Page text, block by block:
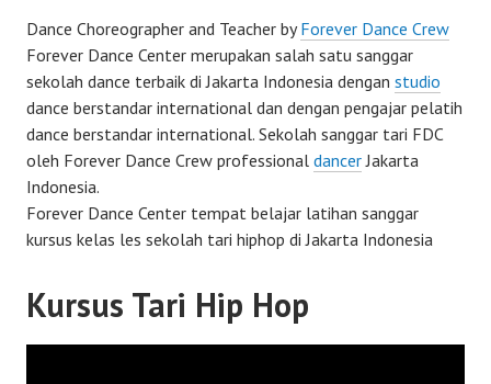
Dance Choreographer and Teacher byForever Dance Crew
Forever Dance Center merupakan salah satu sanggar
sekolah dance terbaik di Jakarta Indonesia dengan studio
dance berstandar international dan dengan pengajar pelatih
dance berstandar international. Sekolah sanggar tari FDC
oleh Forever Dance Crew professional dancerJakarta
Indonesia.
Forever Dance Center tempat belajar latihan sanggar
kursus kelas les sekolah tari hiphop di Jakarta Indonesia
Kursus Tari Hip Hop